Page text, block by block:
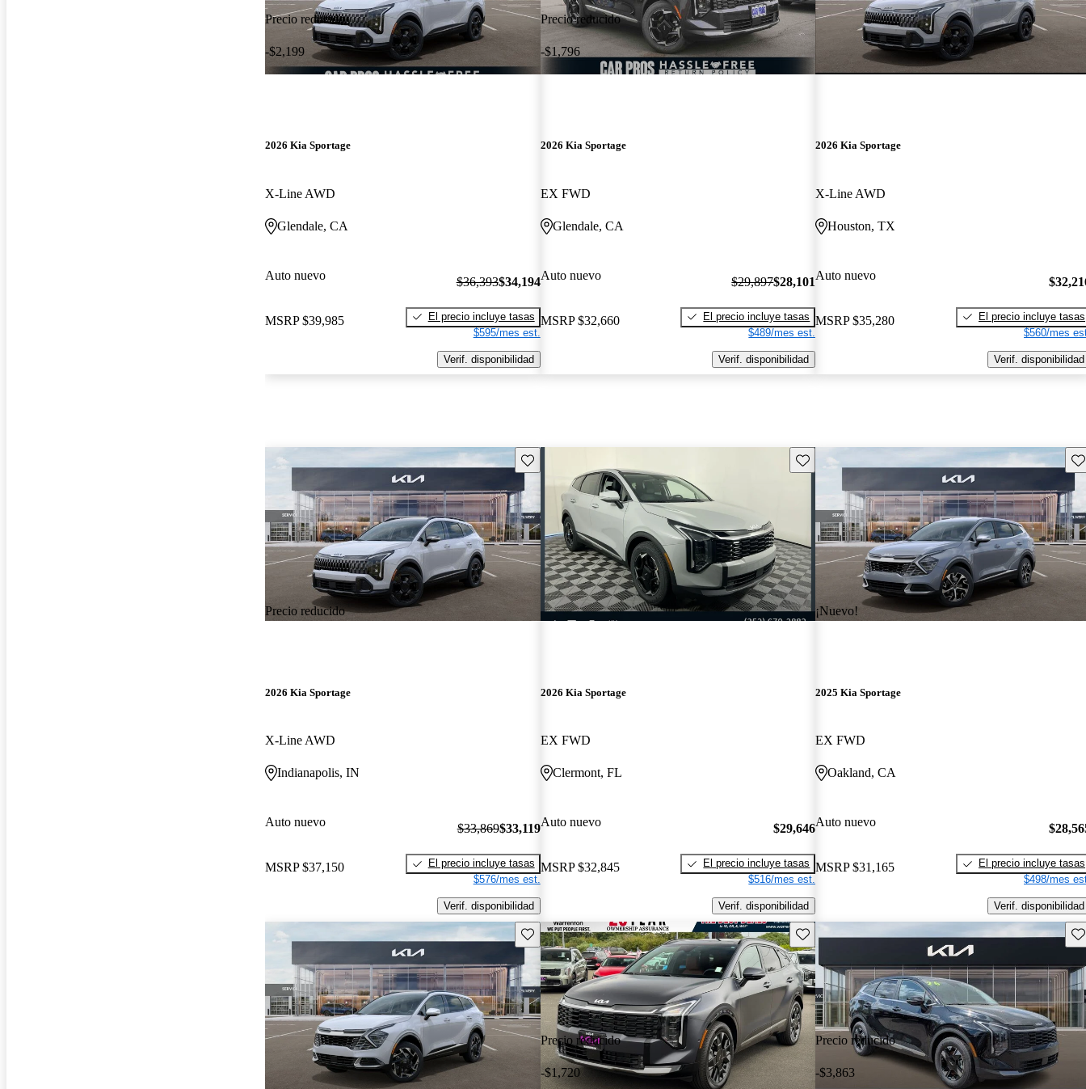
Precio reducido
-$2,199
2026 Kia Sportage
X-Line AWD
Glendale, CA
Auto nuevo
MSRP $39,985
$36,393$34,194
El precio incluye tasas
$595/mes est.
Verif. disponibilidad
Precio reducido
-$1,796
2026 Kia Sportage
EX FWD
Glendale, CA
Auto nuevo
MSRP $32,660
$29,897$28,101
El precio incluye tasas
$489/mes est.
Verif. disponibilidad
2026 Kia Sportage
X-Line AWD
Houston, TX
Auto nuevo
MSRP $35,280
El precio incluye tasas
$560/mes
Verif. disponibilidad
Precio reducido
Guarda este Aviso
2026 Kia Sportage
X-Line AWD
Indianapolis, IN
Auto nuevo
MSRP $37,150
$33,869$33,119
El precio incluye tasas
$576/mes est.
Verif. disponibilidad
Guarda este Aviso
2026 Kia Sportage
EX FWD
Clermont, FL
Auto nuevo
MSRP $32,845
$29,646
El precio incluye tasas
$516/mes est.
Verif. disponibilidad
¡Nuevo!
2025 Kia Sportage
EX FWD
Oakland, CA
Auto nuevo
MSRP $31,165
El precio incluye tasas
$498/mes
Verif. disponibilidad
Guarda este Aviso
Precio reducido
-$1,720
Guarda este Aviso
Precio reducido
-$3,863